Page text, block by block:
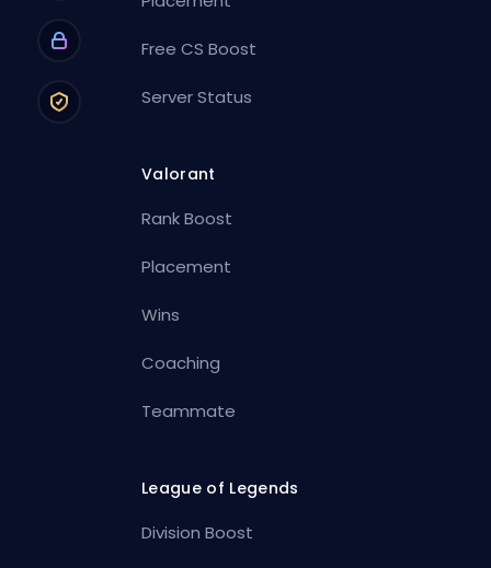
Free CS Boost
Server Status
Valorant
Rank Boost
Placement
Wins
Coaching
Teammate
League of Legends
Division Boost